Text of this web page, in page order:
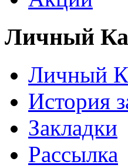
Личный
Личный
История
Закладки
Рассылка